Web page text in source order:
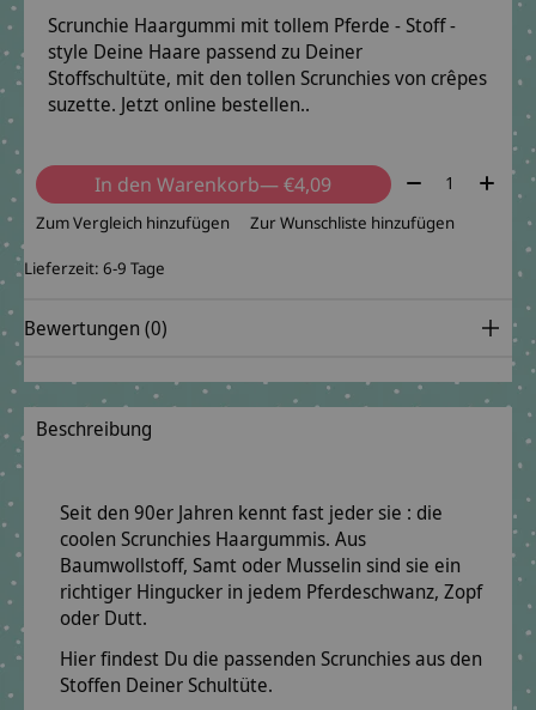
Scrunchie Haargummi mit tollem Pferde - Stoff -
style Deine Haare passend zu Deiner
Stoffschultüte, mit den tollen Scrunchies von crêpes
suzette. Jetzt online bestellen..
In den Warenkorb — €4,09 Menge:
Zum Vergleich hinzufügen Zur Wunschliste hinzufügen
Lieferzeit: 6-9 Tage
Bewertungen (0)
Beschreibung
Seit den 90er Jahren kennt fast jeder sie : die
coolen Scrunchies Haargummis. Aus
Baumwollstoff, Samt oder Musselin sind sie ein
richtiger Hingucker in jedem Pferdeschwanz, Zopf
oder Dutt.
Hier findest Du die passenden Scrunchies aus den
Stoffen Deiner Schultüte.